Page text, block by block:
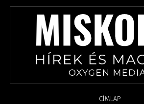
CÍMLAP